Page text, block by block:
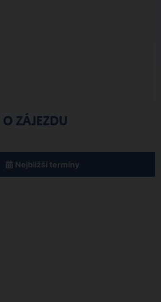
O ZÁJEZDU
Nejbližší termíny